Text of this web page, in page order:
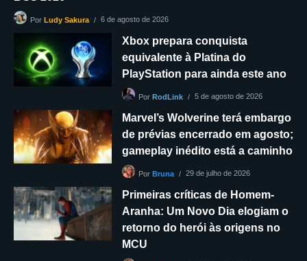
PorLudy Sakura 6 de agosto de 2026
Xbox prepara conquista
equivalente à Platina do
PlayStation para ainda este ano
PorRodLink 5 de agosto de 2026
Marvel’s Wolverine terá embargo
de prévias encerrado em agosto;
gameplay inédito está a caminho
PorBruna 29 de julho de 2026
Primeiras críticas de Homem-
Aranha: Um Novo Dia elogiam o
retorno do herói às origens no
MCU